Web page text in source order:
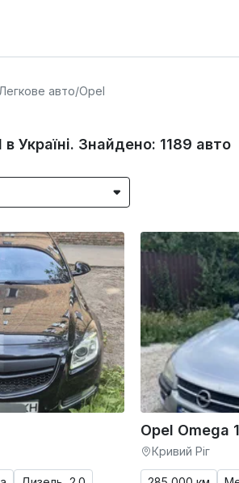
авто/Opel
в Україні. Знайдено: 1189 авто
Opel Omega
Кривий Ріг